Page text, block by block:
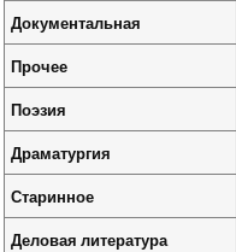
Документальная
Прочее
Поэзия
Драматургия
Старинное
Деловая литература